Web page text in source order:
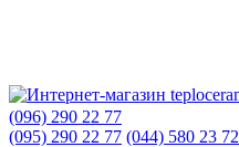
(096) 290 22 77
(095) 290 22 77 (044) 580 23 72